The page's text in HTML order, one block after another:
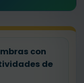
con
de